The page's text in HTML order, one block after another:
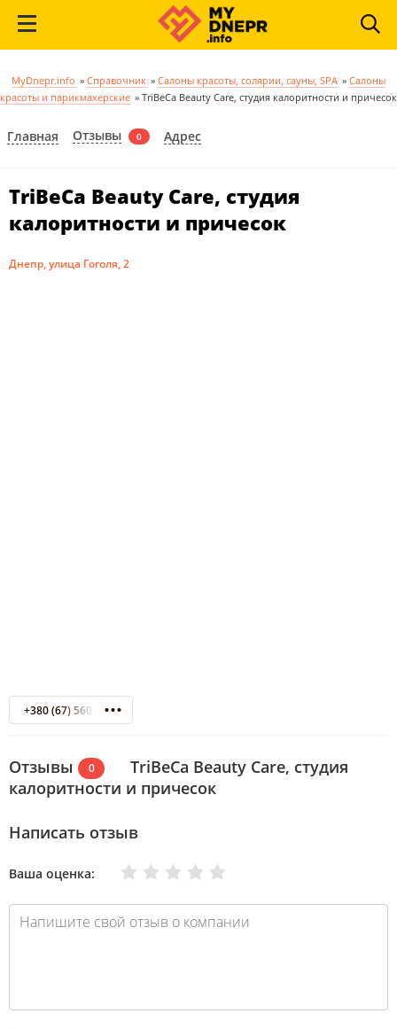
MyDnepr.info » Справочник » Салоны красоты, солярии, сауны, SPA » Салоны
красоты и парикмахерские » TriBeCa Beauty Care, студия калоритности и причесок
Главная Отзывы 0 Адрес
TriBeCa Beauty Care, студия
калоритности и причесок
Днепр, улица Гоголя, 2
+380 (67) 560-97-99
Отзывы 0
TriBeCa Beauty Care, студия
калоритности и причесок
Написать отзыв
Ваша оценка: Отлично
Хорошо
Нормально
Плохо
Очень плохо